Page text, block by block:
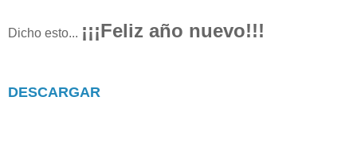
Dicho esto... ¡¡¡Feliz año nuevo!!!
DESCARGAR